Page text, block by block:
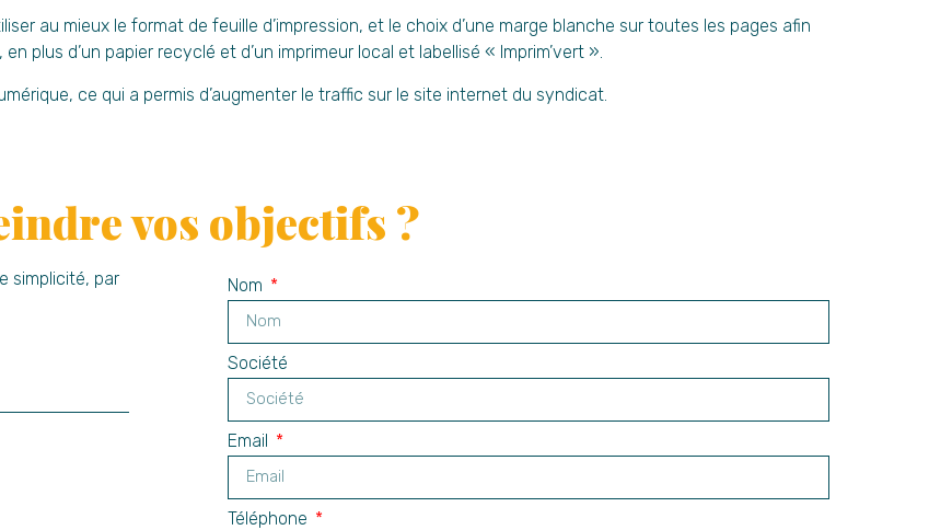
au mieux le format de feuille d’impression, et le choix d’une marge blanche sur toutes les pages afin
en plus d’un papier recyclé et d’un imprimeur local et labellisé « Imprim’vert ».
ce qui a permis d’augmenter le traffic sur le site internet du syndicat.
vos objectifs ?
simplicité, par
Nom
Société
Email
Téléphone